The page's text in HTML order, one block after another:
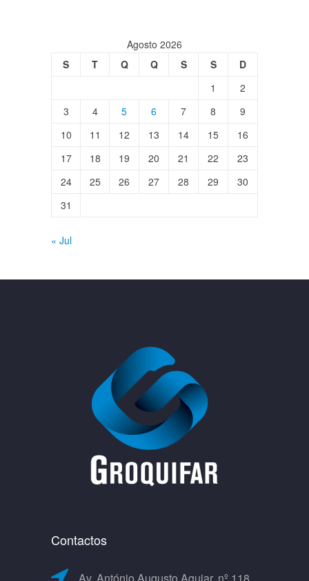
Agosto 2026
S
T Q Q S S
D
1
2
3
4 5 6 7 8
9
10
11 12 13 14 15
16
17
18 19 20 21 22
23
24
25 26 27 28 29
30
31
« Jul
Contactos